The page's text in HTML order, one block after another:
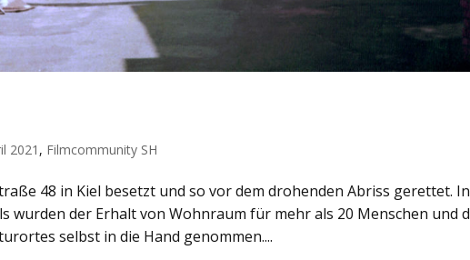
2021 , Filmcommunity SH
48 in Kiel besetzt und so vor dem drohenden Abriss gerettet. In
wurden der Erhalt von Wohnraum für mehr als 20 Menschen und
selbst in die Hand genommen....